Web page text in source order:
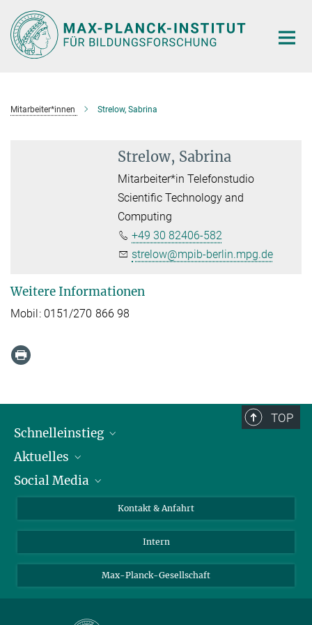
Hauptinhalt
Mitarbeiter*innen Strelow, Sabrina
Strelow, Sabrina
Mitarbeiter*in Telefonstudio
Scientific Technology and
Computing
+49 30 82406-582
strelow@mpib-berlin.mpg.de
Weitere Informationen
Mobil: 0151/270 866 98
TOP
Schnelleinstieg
Personen
Pressebereich
Aktuelles
Stellenangebote
Social Media
LinkedIn
Kontakt & Anfahrt
Intern
Max-Planck-Gesellschaft